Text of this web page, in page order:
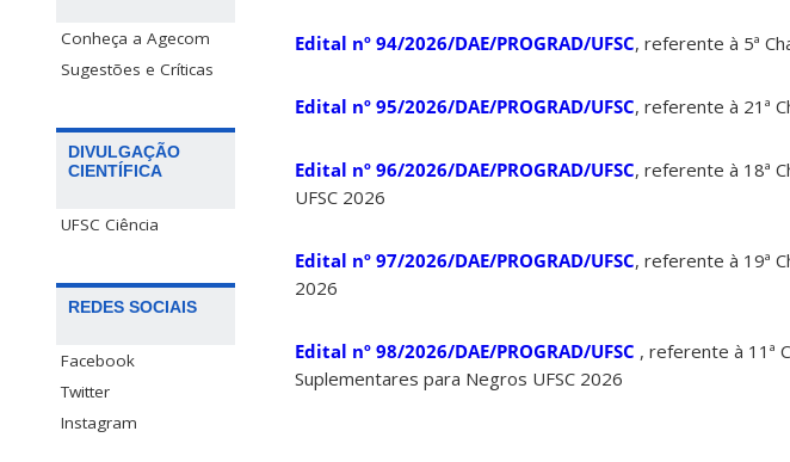
Conheça a Agecom
Sugestões e Críticas
DIVULGAÇÃO
CIENTÍFICA
UFSC Ciência
REDES SOCIAIS
Facebook
Twitter
Instagram
Edital nº 94/2026/DAE/PROGRAD/UFSC, referente à 5ª
Edital nº 95/2026/DAE/PROGRAD/UFSC, referente à 21ª
Edital nº 96/2026/DAE/PROGRAD/UFSC, referente à 18ª
UFSC 2026
Edital nº 97/2026/DAE/PROGRAD/UFSC, referente à 19ª
2026
Edital nº 98/2026/DAE/PROGRAD/UFSC , referente à 11ª
Suplementares para Negros UFSC 2026